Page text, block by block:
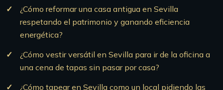
¿Cómo reformar una casa antigua en Sevilla
respetando el patrimonio y ganando eficiencia
energética?
¿Cómo vestir versátil en Sevilla para ir de la oficina a
una cena de tapas sin pasar por casa?
¿Cómo tapear en Sevilla como un local pidiendo las